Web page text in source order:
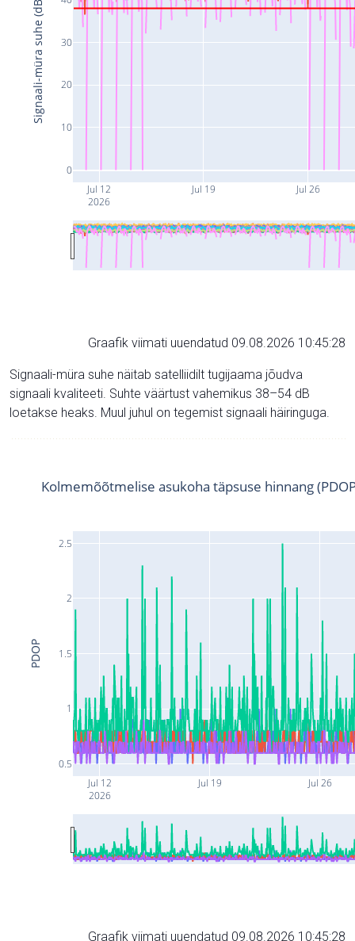
Jul 12
2026
Jul 19 Jul 26
0
10
20
30
Signaali-müra suhe (dB)
Graafik viimati uuendatud 09.08.2026 10:45:28
Signaali-müra suhe näitab satelliidilt tugijaama jõudva
signaali kvaliteeti. Suhte väärtust vahemikus 38–54 dB
loetakse heaks. Muul juhul on tegemist signaali häiringuga.
Jul 12
2026
Jul 19 Jul 26
0.5
1
1.5
2
2.5
Kolmemõõtmelise asukoha täpsuse hinnang
PDOP
Graafik viimati uuendatud 09.08.2026 10:45:28